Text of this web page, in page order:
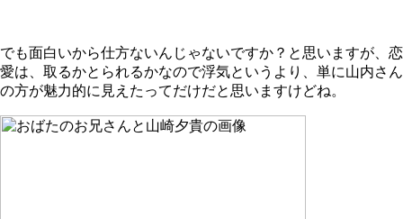
でも面白いから仕方ないんじゃないですか？と思いますが、恋
愛は、取るかとられるかなので浮気というより、単に山内さん
の方が魅力的に見えたってだけだと思いますけどね。